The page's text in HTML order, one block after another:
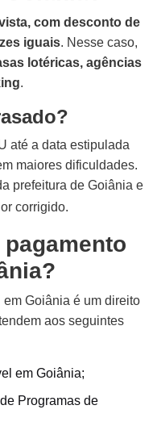
com desconto de
iguais. Nesse caso,
lotéricas, agências
.
até a data estipulada
maiores dificuldades.
prefeitura de Goiânia e
corrigido.
Goiânia é um direito
aos seguintes
em Goiânia;
Programas de